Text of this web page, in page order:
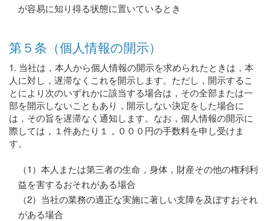
が容易に知り得る状態に置いているとき
第５条（個人情報の開示）
1. 当社は，本人から個人情報の開示を求められたときは，本
人に対し，遅滞なくこれを開示します。ただし，開示するこ
とにより次のいずれかに該当する場合は，その全部または一
部を開示しないこともあり，開示しない決定をした場合に
は，その旨を遅滞なく通知します。なお，個人情報の開示に
際しては，１件あたり１，０００円の手数料を申し受けま
す。
（1）本人または第三者の生命，身体，財産その他の権利利
益を害するおそれがある場合
（2）当社の業務の適正な実施に著しい支障を及ぼすおそれ
がある場合